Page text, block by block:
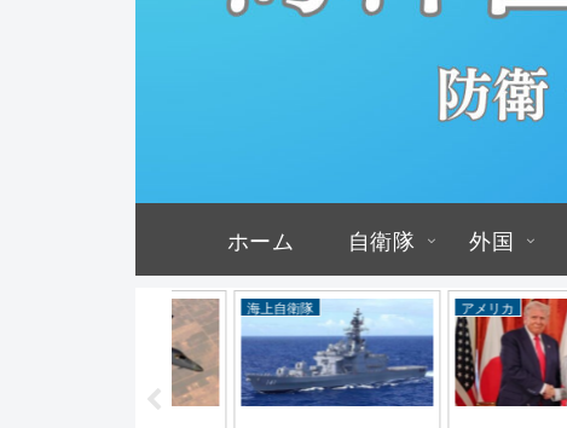
ホーム 自衛隊 外国
海上自衛隊